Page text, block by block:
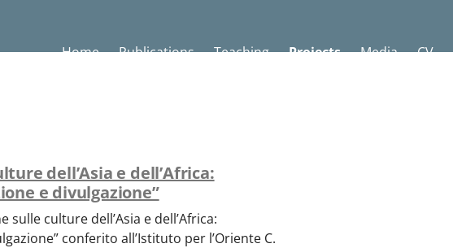
Home Publications Teaching Projects Media CV
dell’Asia e dell’Africa:
e divulgazione”
culture dell’Asia e dell’Africa:
conferito all’Istituto per l’Oriente C.